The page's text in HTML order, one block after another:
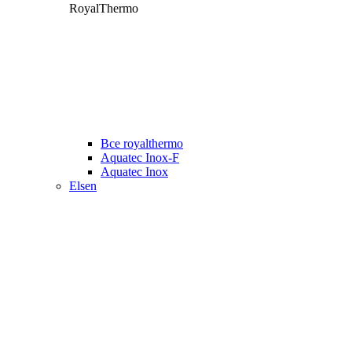
RoyalThermo
Все royalthermo
Aquatec Inox-F
Aquatec Inox
Elsen